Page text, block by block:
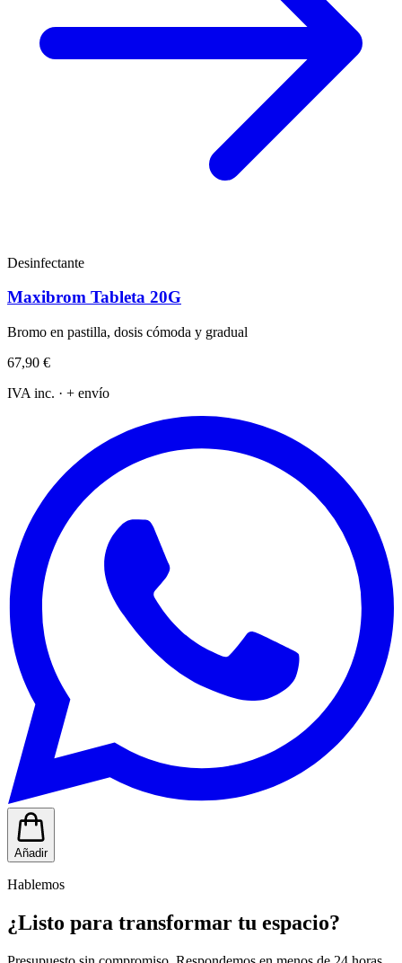
Desinfectante
Maxibrom Tableta 20G
Bromo en pastilla, dosis cómoda y gradual
67,90 €
IVA inc. · + envío
Añadir
Hablemos
¿Listo para transformar tu espacio?